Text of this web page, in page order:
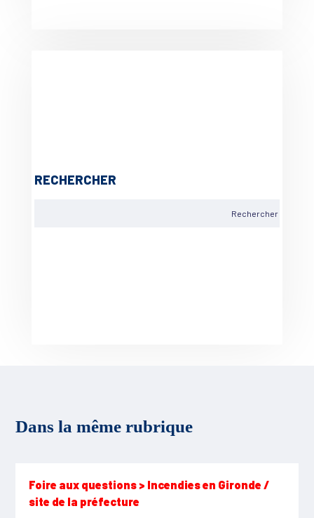
RECHERCHER
Dans la même rubrique
Foire aux questions > Incendies en Gironde /
site de la préfecture